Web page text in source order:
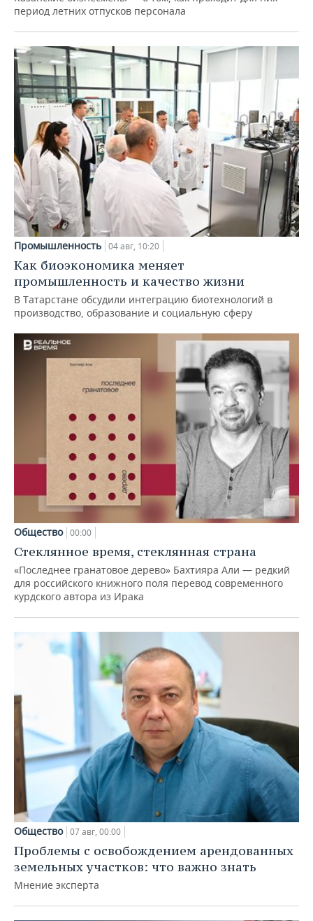
период летних отпусков персонала
Промышленность 04 авг, 10:20
Как биоэкономика меняет
промышленность и качество жизни
В Татарстане обсудили интеграцию биотехнологий в
производство, образование и социальную сферу
Общество 00:00
Стеклянное время, стеклянная страна
«Последнее гранатовое дерево» Бахтияра Али — редкий
для российского книжного поля перевод современного
курдского автора из Ирака
Общество 07 авг, 00:00
Проблемы с освобождением арендованных
земельных участков: что важно знать
Мнение эксперта